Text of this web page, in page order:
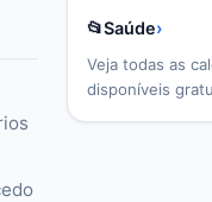
📂Saúde›
Veja todas as
disponíveis